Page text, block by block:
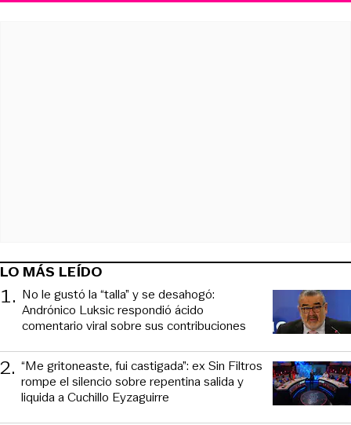
LO MÁS LEÍDO
1. No le gustó la “talla” y se desahogó:
Andrónico Luksic respondió ácido
comentario viral sobre sus contribuciones
2. “Me gritoneaste, fui castigada”: ex Sin Filtros
rompe el silencio sobre repentina salida y
liquida a Cuchillo Eyzaguirre